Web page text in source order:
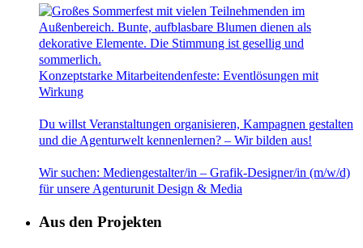
Konzeptstarke Mitarbeitendenfeste: Eventlösungen mit
Wirkung
Du willst Veranstaltungen organisieren, Kampagnen gestalten
und die Agenturwelt kennenlernen? – Wir bilden aus!
Wir suchen: Mediengestalter/in – Grafik-Designer/in (m/w/d)
für unsere Agenturunit Design & Media
Aus den Projekten